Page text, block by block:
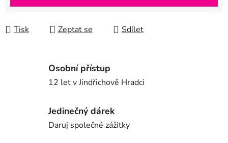
Tisk Zeptat se Sdílet
Osobní přístup
12 let v Jindřichově Hradci
Jedinečný dárek
Daruj společné zážitky